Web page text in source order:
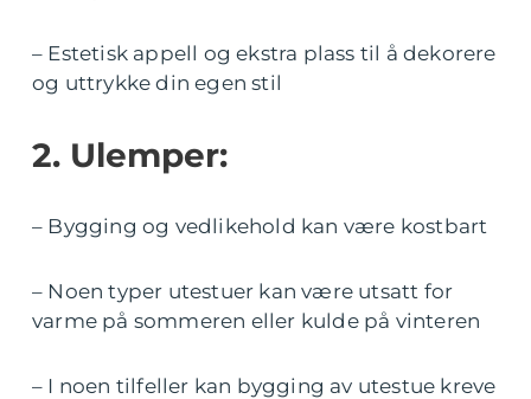
– Estetisk appell og ekstra plass til å dekorere
og uttrykke din egen stil
2. Ulemper:
– Bygging og vedlikehold kan være kostbart
– Noen typer utestuer kan være utsatt for
varme på sommeren eller kulde på vinteren
– I noen tilfeller kan bygging av utestue kreve